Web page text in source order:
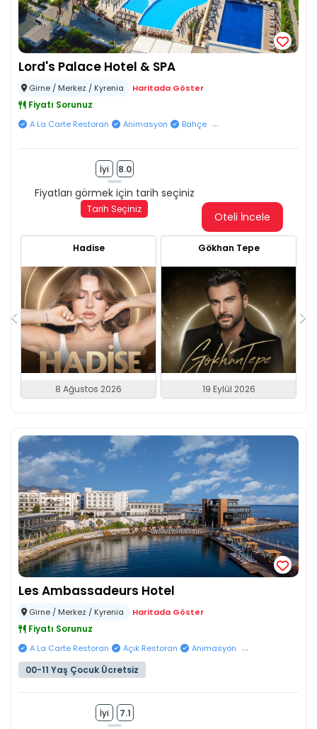
Lord's Palace Hotel & SPA
Girne / Merkez / Kyrenia Haritada Göster
Fiyatı Sorunuz
A La Carte Restoran Animasyon Bahçe ...
İyi 8.0
Fiyatları görmek için tarih seçiniz
Tarih Seçiniz
Oteli İncele
Hadise
8 Ağustos 2026
Gökhan Tepe
19 Eylül 2026
Les Ambassadeurs Hotel
Girne / Merkez / Kyrenia Haritada Göster
Fiyatı Sorunuz
A La Carte Restoran Açık Restoran Animasyon ...
00-11 Yaş Çocuk Ücretsiz
İyi 7.1